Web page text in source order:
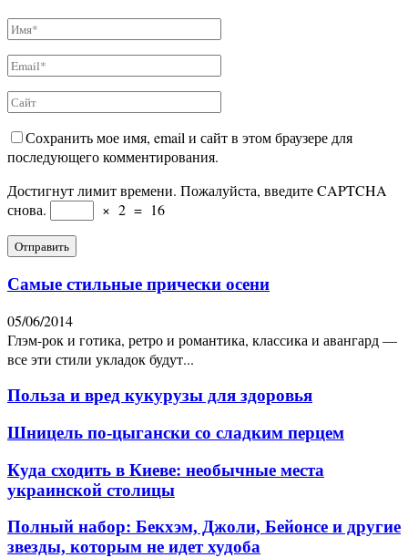
Сохранить мое имя, email и сайт в этом браузере для
последующего комментирования.
Достигнут лимит времени. Пожалуйста, введите CAPTCHA
снова.
× 2 = 16
Самые стильные прически осени
05/06/2014
Глэм-рок и готика, ретро и романтика, классика и авангард —
все эти стили укладок будут...
Польза и вред кукурузы для здоровья
Шницель по-цыгански со сладким перцем
Куда сходить в Киеве: необычные места
украинской столицы
Полный набор: Бекхэм, Джоли, Бейонсе и другие
звезды, которым не идет худоба